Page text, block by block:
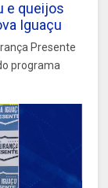
e queijos
Iguaçu
Presente
programa